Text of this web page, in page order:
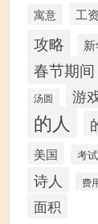
寓意 工资
攻略
春节期间
汤圆 游
的人
美国 考试
诗人 费
面积